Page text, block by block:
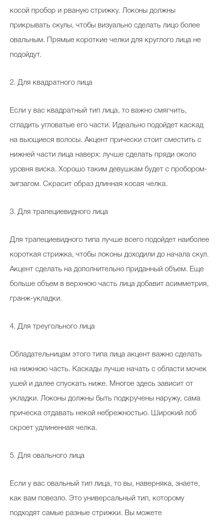
косой пробор и рваную стрижку. Локоны должны
прикрывать скулы, чтобы визуально сделать лицо более
овальным. Прямые короткие челки для круглого лица не
подойдут.
2. Для квадратного лица
Если у вас квадратный тип лица, то важно смягчить,
сгладить угловатые его части. Идеально подойдет каскад
на вьющиеся волосы. Акцент прически стоит сместить с
нижней части лица наверх: лучше сделать пряди около
уровня виска. Хорошо таким девушкам будет с пробором-
зигзагом. Скрасит образ длинная косая челка.
3. Для трапециевидного лица
Для трапециевидного типа лучше всего подойдет наиболее
короткая стрижка, чтобы локоны доходили до начала скул.
Акцент сделать на дополнительно приданный объем. Еще
больше объем в верхнюю часть лица добавит асимметрия,
гранж-укладки.
4. Для треугольного лица
Обладательницам этого типа лица акцент важно сделать
на нижнюю часть. Каскады лучше начать с области мочек
ушей и далее спускать ниже. Многое здесь зависит от
укладки. Локоны должны быть подкручены наружу, сама
прическа отдавать некой небрежностью. Широкий лоб
скроет удлиненная челка.
5. Для овального лица
Если у вас овальный тип лица, то вы, наверняка, знаете,
как вам повезло. Это универсальный тип, которому
подходят самые разные стрижки. Вы можете